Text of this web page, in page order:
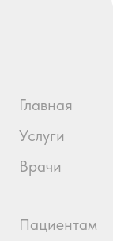
Главная
Услуги
Врачи
Пациентам